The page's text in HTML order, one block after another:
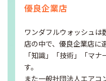
優良企業店
ワンダフルウォッシュは
店の中で、優良企業店に
「知識」「技術」「マ
す。
また一般社団法人エアコ